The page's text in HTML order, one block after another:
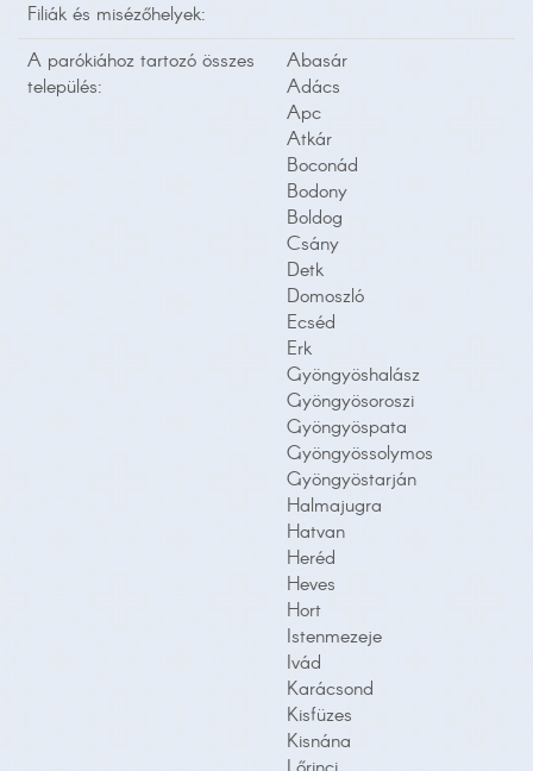
Filiák és misézőhelyek:
A parókiához tartozó összes
település:
Abasár
Adács
Apc
Atkár
Boconád
Bodony
Boldog
Csány
Detk
Domoszló
Ecséd
Erk
Gyöngyöshalász
Gyöngyösoroszi
Gyöngyöspata
Gyöngyössolymos
Gyöngyöstarján
Halmajugra
Hatvan
Heréd
Heves
Hort
Istenmezeje
Ivád
Karácsond
Kisfüzes
Kisnána